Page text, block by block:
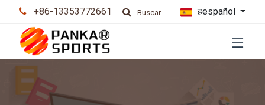
+86-13353772661 Buscar हespañol